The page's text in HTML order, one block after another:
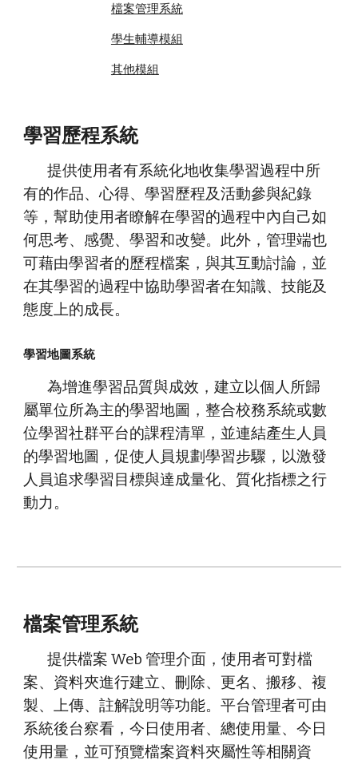
檔案管理系統
學生輔導模組
其他模組
學習歷程系統
提供使用者有系統化地收集學習過程中所
有的作品、心得、學習歷程及活動參與紀錄
等，幫助使用者瞭解在學習的過程中內自己如
何思考、感覺、學習和改變。此外，管理端也
可藉由學習者的歷程檔案，與其互動討論，並
在其學習的過程中協助學習者在知識、技能及
態度上的成長。
學習地圖系統
為增進學習品質與成效，建立以個人所歸
屬單位所為主的學習地圖，整合校務系統或數
位學習社群平台的課程清單，並連結產生人員
的學習地圖，促使人員規劃學習步驟，以激發
人員追求學習目標與達成量化、質化指標之行
動力。
檔案管理系統
提供檔案 Web 管理介面，使用者可對檔
案、資料夾進行建立、刪除、更名、搬移、複
製、上傳、註解說明等功能。平台管理者可由
系統後台察看，今日使用者、總使用量、今日
使用量，並可預覽檔案資料夾屬性等相關資